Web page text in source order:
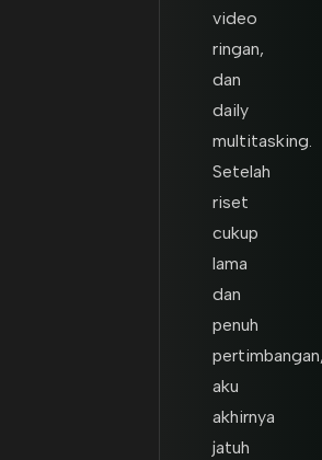
video
ringan,
dan
daily
multitasking.
Setelah
riset
cukup
lama
dan
penuh
aku
akhirnya
jatuh